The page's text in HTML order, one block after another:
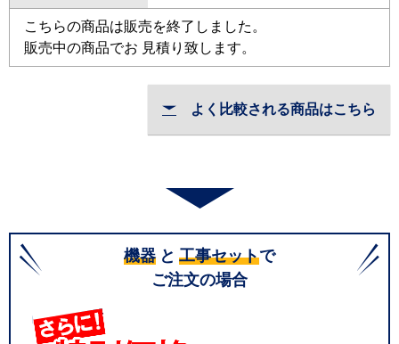
こちらの商品は販売を終了しました。
販売中の商品でお 見積り致します。
よく比較される商品はこちら
機器 と 工事セットで
ご注文の場合